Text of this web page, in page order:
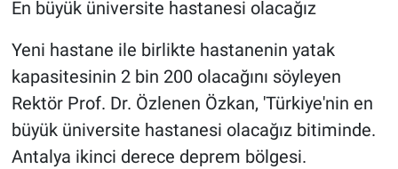
En büyük üniversite hastanesi olacağız
Yeni hastane ile birlikte hastanenin yatak
kapasitesinin 2 bin 200 olacağını söyleyen
Rektör Prof. Dr. Özlenen Özkan, 'Türkiye'nin en
büyük üniversite hastanesi olacağız bitiminde.
Antalya ikinci derece deprem bölgesi.